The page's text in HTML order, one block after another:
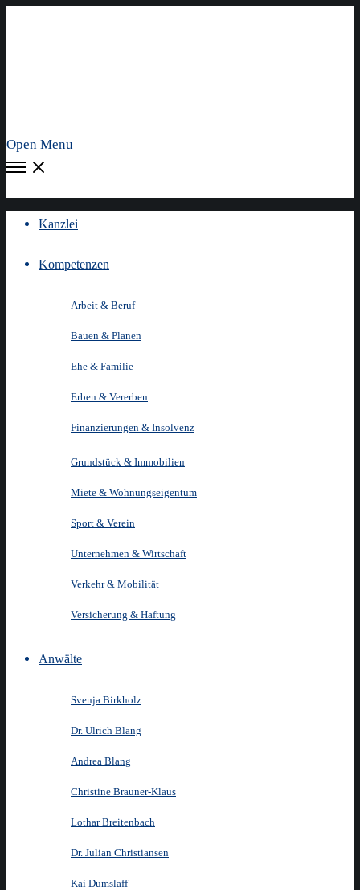
Open Menu
Kanzlei
Kompetenzen
Arbeit & Beruf
Bauen & Planen
Ehe & Familie
Erben & Vererben
Finanzierungen & Insolvenz
Grundstück & Immobilien
Miete & Wohnungseigentum
Sport & Verein
Unternehmen & Wirtschaft
Verkehr & Mobilität
Versicherung & Haftung
Anwälte
Svenja Birkholz
Dr. Ulrich Blang
Andrea Blang
Christine Brauner-Klaus
Lothar Breitenbach
Dr. Julian Christiansen
Kai Dumslaff